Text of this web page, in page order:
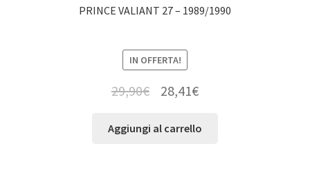
PRINCE VALIANT 27 – 1989/1990
IN OFFERTA!
29,90€ 28,41€
Aggiungi al carrello